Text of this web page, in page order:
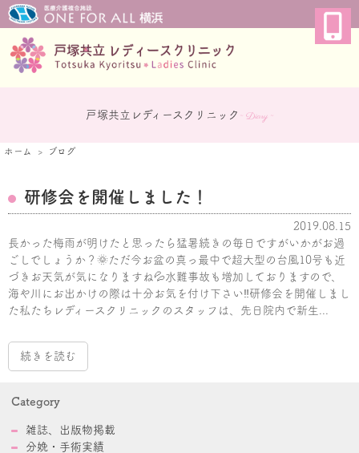
戸塚共立レディースクリニック ~ Diary ~
ホーム ブログ
研修会を開催しました！
2019.08.15
長かった梅雨が明けたと思ったら猛暑続きの毎日ですがいかがお過
ごしでしょうか？🌞ただ今お盆の真っ最中で超大型の台風10号も近
づきお天気が気になりますね💦水難事故も増加しておりますので、
海や川にお出かけの際は十分お気を付け下さい‼研修会を開催しまし
た私たちレディースクリニックのスタッフは、先日院内で新生...
続きを読む
Category
雑誌、出版物掲載
分娩・手術実績